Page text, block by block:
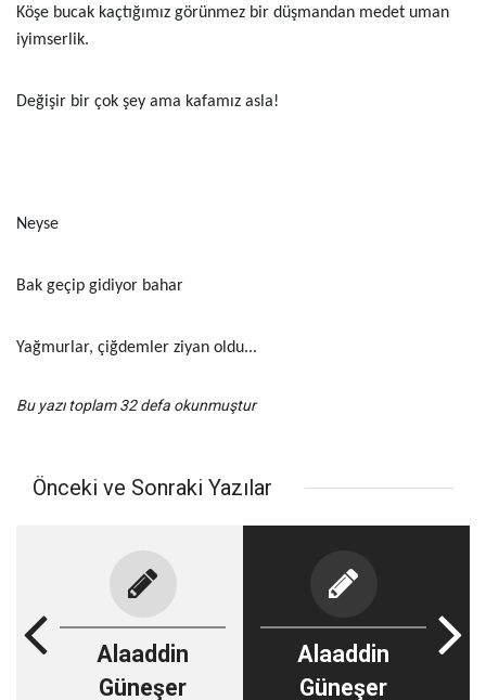
Köşe bucak kaçtığımız görünmez bir düşmandan medet uman
iyimserlik.
Değişir bir çok şey ama kafamız asla!
Neyse
Bak geçip gidiyor bahar
Yağmurlar, çiğdemler ziyan oldu...
Bu yazı toplam 32 defa okunmuştur
Önceki ve Sonraki Yazılar
Alaaddin
Güneşer
Alaaddin
Güneşer